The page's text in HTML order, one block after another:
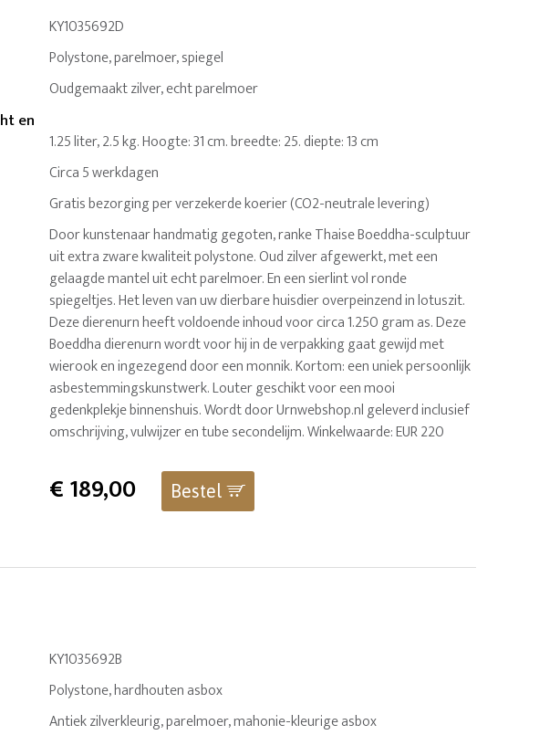
KY1035692D
Polystone, parelmoer, spiegel
Oudgemaakt zilver, echt parelmoer
en
1.25 liter, 2.5 kg. Hoogte: 31 cm. breedte: 25. diepte: 13 cm
Circa 5 werkdagen
Gratis bezorging per verzekerde koerier (CO2-neutrale levering)
Door kunstenaar handmatig gegoten, ranke Thaise Boeddha-sculptuur
uit extra zware kwaliteit polystone. Oud zilver afgewerkt, met een
gelaagde mantel uit echt parelmoer. En een sierlint vol ronde
spiegeltjes. Het leven van uw dierbare huisdier overpeinzend in lotuszit.
Deze dierenurn heeft voldoende inhoud voor circa 1.250 gram as. Deze
Boeddha dierenurn wordt voor hij in de verpakking gaat gewijd met
wierook en ingezegend door een monnik. Kortom: een uniek persoonlijk
asbestemmingskunstwerk. Louter geschikt voor een mooi
gedenkplekje binnenshuis. Wordt door Urnwebshop.nl geleverd inclusief
omschrijving, vulwijzer en tube secondelijm. Winkelwaarde: EUR 220
€189,00 Bestel
KY1035692B
Polystone, hardhouten asbox
Antiek zilverkleurig, parelmoer, mahonie-kleurige asbox